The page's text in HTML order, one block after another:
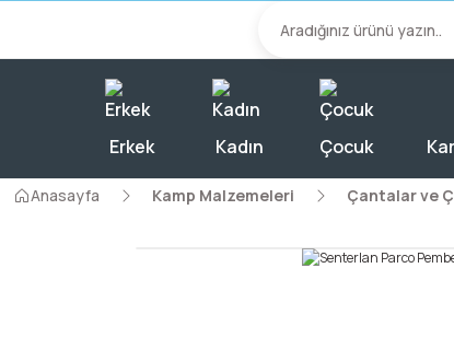
2000 TL
Erkek Kadın Çocuk
Anasayfa Kamp Malzemeleri Çantalar ve